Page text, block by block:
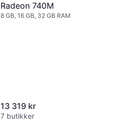
Radeon 740M
8 GB, 16 GB, 32 GB RAM
13 319 kr
7 butikker